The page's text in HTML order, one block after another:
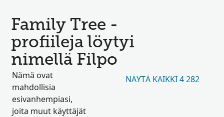
Family Tree -
profiileja löytyi
nimellä Filpo
Nämä ovat
mahdollisia
esivanhempiasi,
joita muut käyttäjät
NÄYTÄ KAIKKI 4 282